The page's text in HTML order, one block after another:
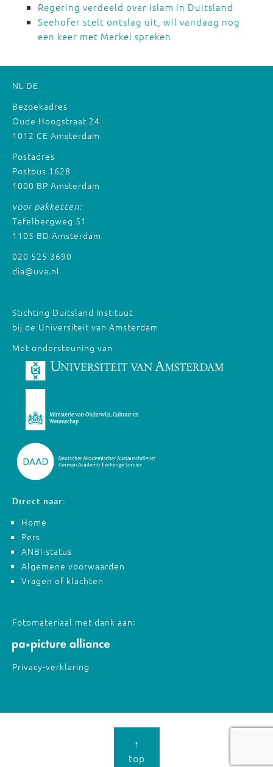
Regering verdeeld over islam in Duitsland
Seehofer stelt ontslag uit, wil vandaag nog
een keer met Merkel spreken
NL DE
Bezoekadres
Oude Hoogstraat 24
1012 CE Amsterdam
Postadres
Postbus 1628
1000 BP Amsterdam
voor pakketten:
Tafelbergweg 51
1105 BD Amsterdam
020 525 3690
dia@uva.nl
Stichting Duitsland Instituut
bij de Universiteit van Amsterdam
Met ondersteuning van
Direct naar:
Home
Pers
ANBI-status
Algemene voorwaarden
Vragen of klachten
Fotomateriaal met dank aan:
Privacy-verklaring
↑
top